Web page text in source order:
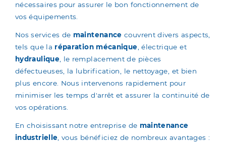
nécessaires pour assurer le bon fonctionnement de
vos équipements.
Nos services de maintenance couvrent divers aspects,
tels que la réparation mécanique , électrique et
hydraulique , le remplacement de pièces
défectueuses, la lubrification, le nettoyage, et bien
plus encore. Nous intervenons rapidement pour
minimiser les temps d'arrêt et assurer la continuité de
vos opérations.
En choisissant notre entreprise de maintenance
industrielle , vous bénéficiez de nombreux avantages :